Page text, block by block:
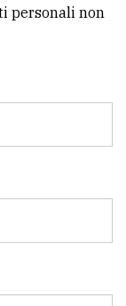
personali non